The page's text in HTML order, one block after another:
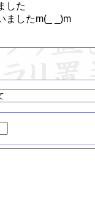
した
素早い対応、ありがとうございましたm(_ _)m